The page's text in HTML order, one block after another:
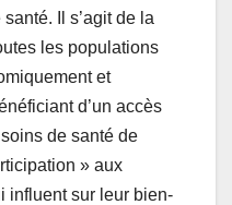
Il s’agit de la
les populations
et
d’un accès
de santé de
» aux
influent sur leur bien-